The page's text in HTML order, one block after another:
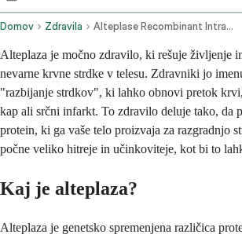
Domov Zdravila Alteplase Recombinant Intravenous Route
Alteplaza je močno zdravilo, ki rešuje življenje
nevarne krvne strdke v telesu. Zdravniki jo
"razbijanje strdkov", ki lahko obnovi pretok
kap ali srčni infarkt. To zdravilo deluje tako, da
protein, ki ga vaše telo proizvaja za razgradnjo
počne veliko hitreje in učinkoviteje, kot bi to
Kaj je alteplaza?
Alteplaza je genetsko spremenjena različica